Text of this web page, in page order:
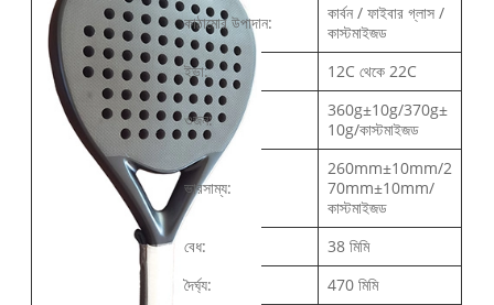
কাঠামোর উপাদান:
কার্বন / ফাইবার গ্লাস /
কাস্টমাইজড
ইভা:
12C থেকে 22C
ওজন:
360g±10g/370g±
10g/কাস্টমাইজড
ভারসাম্য:
260mm±10mm/2
70mm±10mm/
কাস্টমাইজড
বেধ:
38 মিমি
দৈর্ঘ্য:
470 মিমি